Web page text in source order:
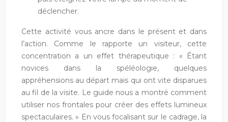
déclencher.
Cette activité vous ancre dans le présent et dans
l’action. Comme le rapporte un visiteur, cette
concentration a un effet thérapeutique : « Étant
novices dans la spéléologie, quelques
appréhensions au départ mais qui ont vite disparues
au fil de la visite. Le guide nous a montré comment
utiliser nos frontales pour créer des effets lumineux
spectaculaires. » En vous focalisant sur le cadrage, la